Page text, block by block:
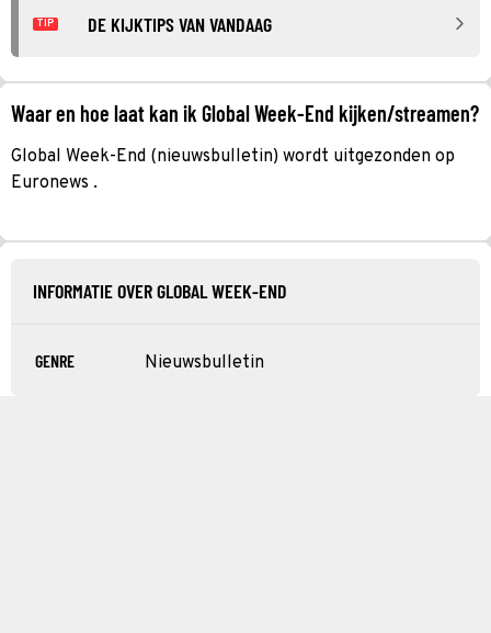
TIP DE KIJKTIPS VAN VANDAAG
Waar en hoe laat kan ik Global Week-End kijken/streamen?
Global Week-End (nieuwsbulletin) wordt uitgezonden op
Euronews .
INFORMATIE OVER GLOBAL WEEK-END
GENRE Nieuwsbulletin